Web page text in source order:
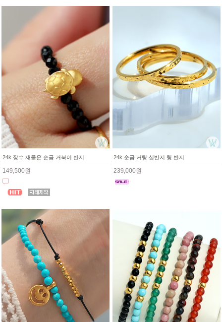
24k 장수 재물운 순금 거북이 반지
149,500원
24k 순금 커팅 실반지 링 반지
239,000원